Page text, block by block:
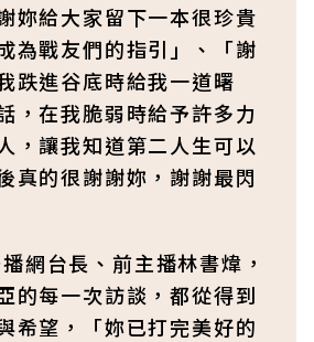
妳給大家留下一本很珍貴
為戰友們的指引」、「謝
跌進谷底時給我一道曙
，在我脆弱時給予許多力
，讓我知道第二人生可以
真的很謝謝妳，謝謝最閃
網台長、前主播林書煒，
的每一次訪談，都從得到
希望，「妳已打完美好的